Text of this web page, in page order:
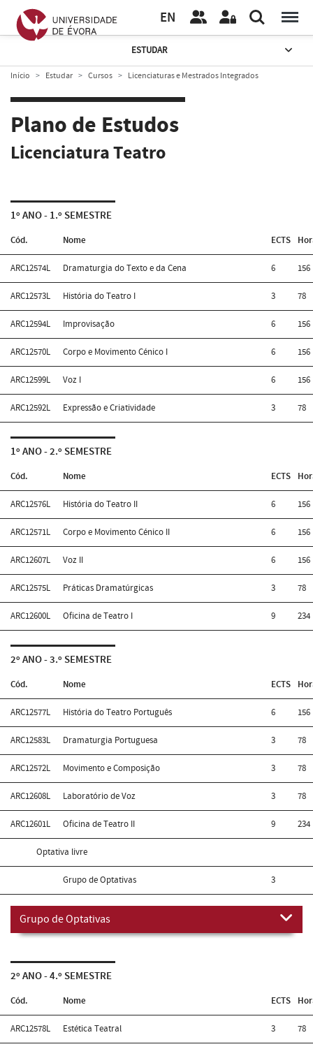
EN
ESTUDAR
Início Estudar Cursos Licenciaturas e Mestrados Integrados
Plano de Estudos
Licenciatura Teatro
1º ANO - 1.º SEMESTRE
Cód. Nome ECTS
ARC12574L Dramaturgia do Texto e da Cena 6 156
ARC12573L História do Teatro I 3 78
ARC12594L Improvisação 6 156
ARC12570L Corpo e Movimento Cénico I 6 156
ARC12599L Voz I 6 156
ARC12592L Expressão e Criatividade 3 78
1º ANO - 2.º SEMESTRE
Cód. Nome ECTS
ARC12576L História do Teatro II 6 156
ARC12571L Corpo e Movimento Cénico II 6 156
ARC12607L Voz II 6 156
ARC12575L Práticas Dramatúrgicas 3 78
ARC12600L Oficina de Teatro I 9 234
2º ANO - 3.º SEMESTRE
Cód. Nome ECTS
ARC12577L História do Teatro Português 6 156
ARC12583L Dramaturgia Portuguesa 3 78
ARC12572L Movimento e Composição 3 78
ARC12608L Laboratório de Voz 3 78
ARC12601L Oficina de Teatro II 9 234
Optativa livre
Grupo de Optativas 3
Grupo de Optativas
2º ANO - 4.º SEMESTRE
Cód. Nome ECTS
ARC12578L Estética Teatral 3 78